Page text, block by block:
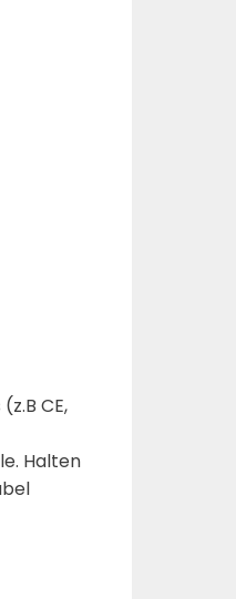
CE,
Halten